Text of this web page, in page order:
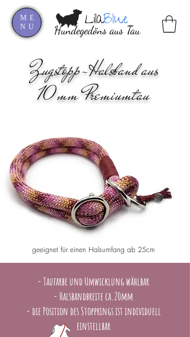
Hundegedöns aus Tau
LilaBlue
ME
NU
Zugstopp-Halsband aus
10mm Premiumtau
geeignet für einen Halsumfang ab 25cm
- Taufarbe und Umwicklung wählbar
- Halsbandbreite ca.20mm
- die Position des Stopprings ist individuell
einstellbar